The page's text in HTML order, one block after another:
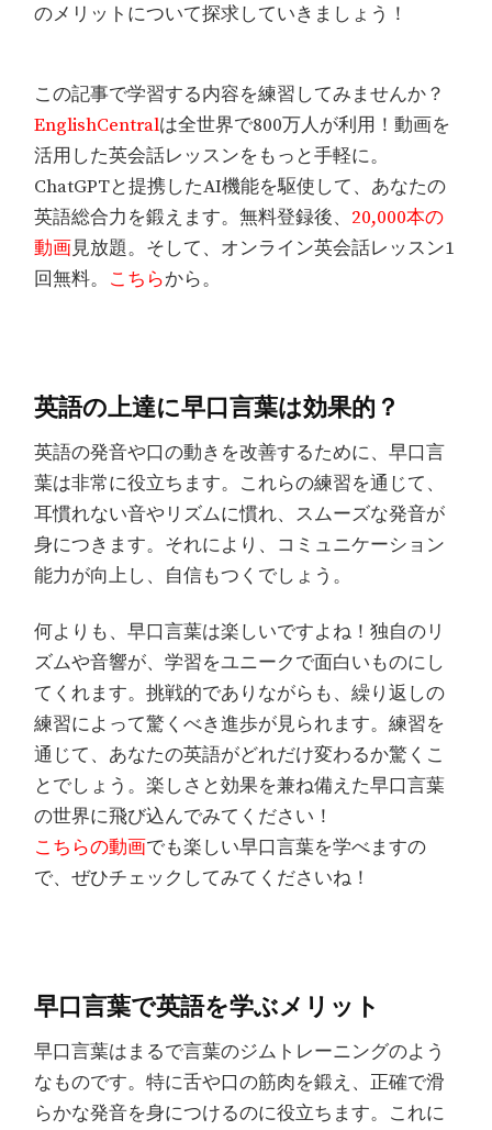
のメリットについて探求していきましょう！
この記事で学習する内容を練習してみませんか？
EnglishCentralは全世界で800万人が利用！動画を
活用した英会話レッスンをもっと手軽に。
ChatGPTと提携したAI機能を駆使して、あなたの
英語総合力を鍛えます。無料登録後、 20,000本の
動画見放題。そして、オンライン英会話レッスン1
回無料。 こちらから。
英語の上達に早口言葉は効果的？
英語の発音や口の動きを改善するために、早口言
葉は非常に役立ちます。これらの練習を通じて、
耳慣れない音やリズムに慣れ、スムーズな発音が
身につきます。それにより、コミュニケーション
能力が向上し、自信もつくでしょう。
何よりも、早口言葉は楽しいですよね！独自のリ
ズムや音響が、学習をユニークで面白いものにし
てくれます。挑戦的でありながらも、繰り返しの
練習によって驚くべき進歩が見られます。練習を
通じて、あなたの英語がどれだけ変わるか驚くこ
とでしょう。楽しさと効果を兼ね備えた早口言葉
の世界に飛び込んでみてください！
こちらの動画でも楽しい早口言葉を学べますの
で、ぜひチェックしてみてくださいね！
早口言葉で英語を学ぶメリット
早口言葉はまるで言葉のジムトレーニングのよう
なものです。特に舌や口の筋肉を鍛え、正確で滑
らかな発音を身につけるのに役立ちます。これに